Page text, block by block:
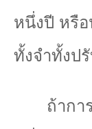
หนึ่งปี หรื
ทั้งจำทั้งป
ถ้ากา